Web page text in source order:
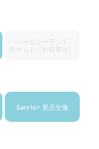
ランド
（お取寄せ）
Sanrio+ 景品交換